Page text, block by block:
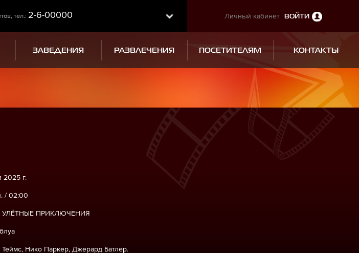
тел.: 2-6-00000 Личный кабинет ВОЙТИ
ЗАВЕДЕНИЯ РАЗВЛЕЧЕНИЯ ПОСЕТИТЕЛЯМ КОНТАКТЫ
2025 г.
/ 02:00
ПРИКЛЮЧЕНИЯ
Нико Паркер, Джерард Батлер.